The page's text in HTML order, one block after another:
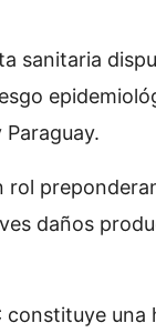
sanitaria
rol
daños
constituye una